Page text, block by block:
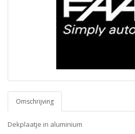
Omschrijving
Dekplaatje in aluminium